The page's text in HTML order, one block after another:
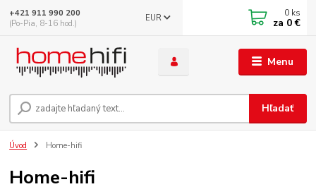
Menu
EUR
Hľadať
+421 911 990 200
(Po-Pia, 8-16 hod.)
0 ks
za 0 €
Úvod Home-hifi
Home-hifi